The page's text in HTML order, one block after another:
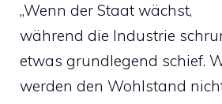
„Wenn der Staat wächst,
während die Industrie
etwas grundlegend schief.
werden den Wohlstand